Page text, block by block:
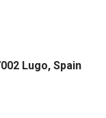
Lugo, Spain